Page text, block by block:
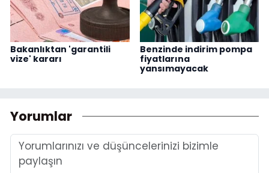
Bakanlıktan 'garantili
vize' kararı
Benzinde indirim pompa
fiyatlarına
yansımayacak
Yorumlar